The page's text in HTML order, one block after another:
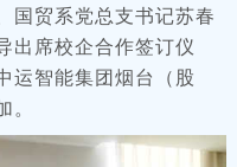
国贸系党总支书记苏春
出席校企合作签订仪
运智能集团烟台（股